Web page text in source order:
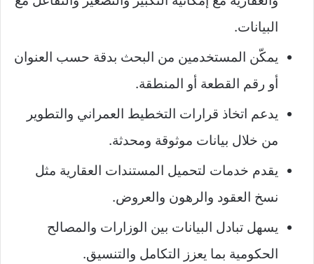
البيانات.
يمكّن المستخدمين من البحث بدقة حسب العنوان
أو رقم القطعة أو المنطقة.
يدعم اتخاذ قرارات التخطيط العمراني والتطوير
من خلال بيانات موثوقة ومحدثة.
يقدم خدمات لتحميل المستندات العقارية مثل
نسخ العقود والرهون والعروض.
يسهل تبادل البيانات بين الوزارات والمصالح
الحكومية بما يعزز التكامل والتنسيق.